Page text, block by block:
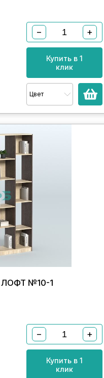
− +
Купить в 1
клик
Цвет
ЛОФТ №10-1
− +
Купить в 1
клик